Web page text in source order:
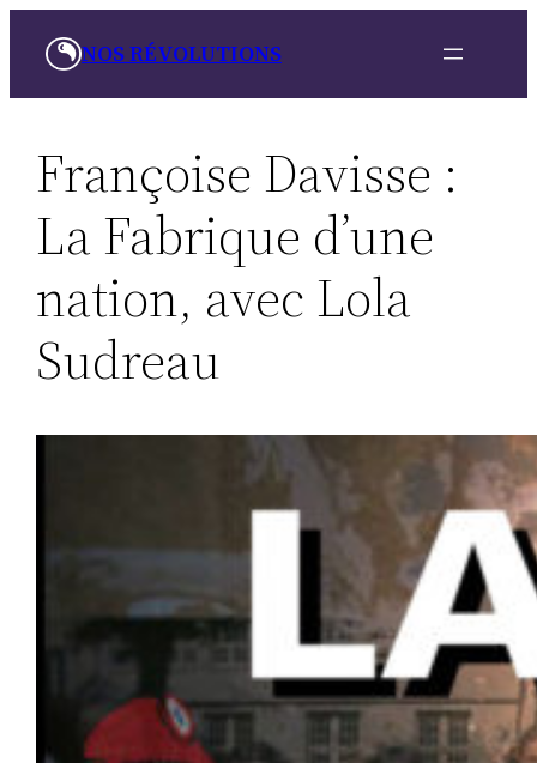
NOS RÉVOLUTIONS
Françoise Davisse :
La Fabrique d’une
nation, avec Lola
Sudreau